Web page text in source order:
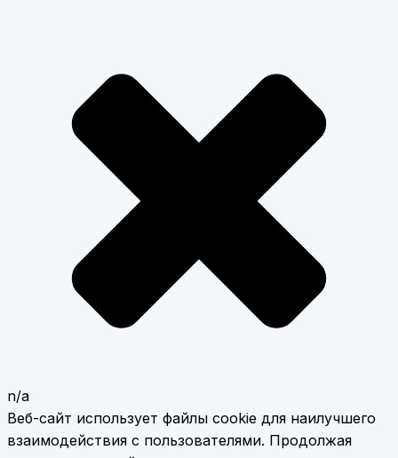
n/a
Веб-сайт использует файлы cookie для наилучшего
взаимодействия с пользователями. Продолжая